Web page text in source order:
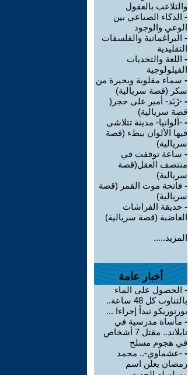
والتلاعب بالعقول
- الذكاء الصناعي بين
الوعي والوجود
- البراغماتية والفلسفات
التقليدية
- اللغة والتحديات
الفيلولوجية
- سماء مقلوبة وبحيرة من
سكر (قصة سريالية)
- -زَبَد- أمير على حجر(
قصة سريالية)
- -ألوانيا- مدينة تتلاشى
فيها الألوان ببطء (قصة
سريالية)
- ساعة توقفت في
منتصف العقل(قصة
سريالية)
- فاتحة موت القمر (قصة
سريالية)
- حديقة الفراشات
الغاضبة (قصة سريالية)
المزيد.....
أخبار عامة
- الحصول على الماء
بالتناوب كل 48 ساعة..
بورتوريكو تبدأ إجراءا ...
- مأساة مدرسية في
تايلاند.. مقتل 7 أشخاص
في هجوم مسلح
- -عشماوي-.. محمد
رمضان يعلن اسم